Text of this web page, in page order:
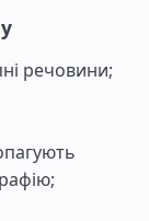
речовини;